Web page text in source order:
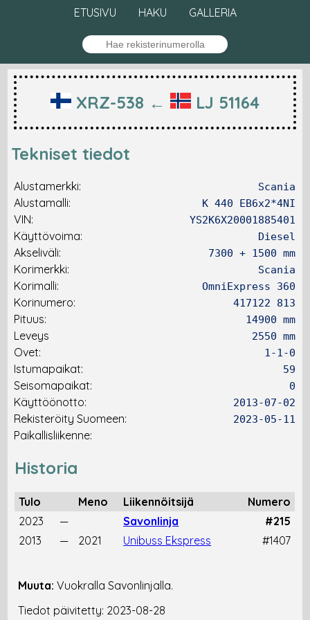
ETUSIVU HAKU GALLERIA
XRZ-538 ← LJ 51164
Tekniset tiedot
Alustamerkki: Scania
Alustamalli: K 440 EB6x2*4NI
VIN: YS2K6X20001885401
Käyttövoima: Diesel
Akseliväli: 7300 + 1500 mm
Korimerkki: Scania
Korimalli: OmniExpress 360
Korinumero: 417122 813
Pituus: 14900 mm
Leveys 2550 mm
Ovet: 1-1-0
Istumapaikat: 59
Seisomapaikat: 0
Käyttöönotto: 2013-07-02
Rekisteröity Suomeen: 2023-05-11
Paikallisliikenne:
Historia
Tulo Meno Liikennöitsijä
Numero
2023
— Savonlinja
#215
2013
— 2021 Unibuss Ekspress #1407
Muuta: Vuokralla Savonlinjalla.
Tiedot päivitetty: 2023-08-28